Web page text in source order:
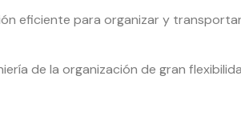
eficiente para organizar y
de la organización de gran